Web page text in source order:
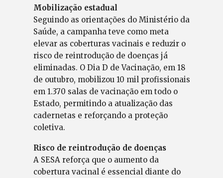
Mobilização estadual
Seguindo as orientações do Ministério da
Saúde, a campanha teve como meta
elevar as coberturas vacinais e reduzir o
risco de reintrodução de doenças já
eliminadas. O Dia D de Vacinação, em 18
de outubro, mobilizou 10 mil profissionais
em 1.370 salas de vacinação em todo o
Estado, permitindo a atualização das
cadernetas e reforçando a proteção
coletiva.
Risco de reintrodução de doenças
A SESA reforça que o aumento da
cobertura vacinal é essencial diante do